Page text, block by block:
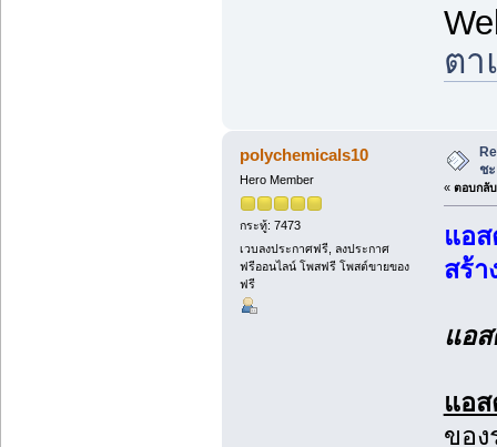
ตา
polychemicals10
Hero Member
กระทู้: 7473
เวบลงประกาศฟรี, ลงประกาศ
ฟรีออนไลน์ โพสฟรี โพสต์ขายของ
ฟรี
ช
« ตอบกลั
แอ
สร้า
แอ
แอ
ขอ